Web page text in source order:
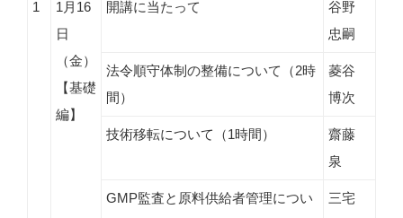
1
1月16
日
（金）
【基礎
編】
開講に当たって
谷野
忠嗣
法令順守体制の整備について（2時
間）
菱谷
博次
技術移転について（1時間）
齋藤
泉
GMP監査と原料供給者管理につい
三宅